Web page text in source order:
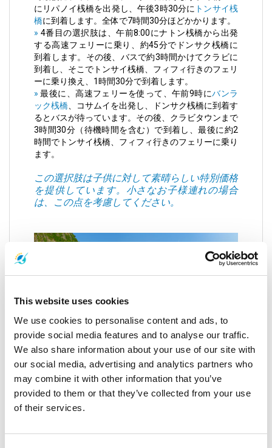
This website uses cookies
We use cookies to personalise content and ads, to
provide social media features and to analyse our traffic.
We also share information about your use of our site with
our social media, advertising and analytics partners who
may combine it with other information that you’ve
provided to them or that they’ve collected from your use
of their services.
にリパノイ桟橋を出発し、午後3時30分に トンサイ桟
橋に到着します。全体で7時間30分ほどかかります。
» 4番目の選択肢は、午前8:00にナトン桟橋から出発
する高速フェリーに乗り、約45分でドンサク桟橋に
到着します。その後、バスで約3時間かけてクラビに
到着し、そこでトンサイ桟橋、フィフィ行きのフェリ
ーに乗り換え、1時間30分で到着します。
» 最後に、高速フェリーを使って、午前9時にバンラ
ック桟橋 、コサムイを出発し、ドンサク桟橋に到着す
るとバスが待っています。その後、クラビタウンまで
3時間30分（待機時間を含む）で到着し、最後に約2
時間でトンサイ桟橋、フィフィ行きのフェリーに乗り
ます。
この選択肢は子供に対して素晴らしい特別価格
を提供しています。小さなお子様連れの場合
は、この点を考慮してください。
コフィフィでの楽しみ方
この素晴らしい群島は、美しい隠れ家、ダイビングに
ーティーでいっぱいです。何を探していても、これら